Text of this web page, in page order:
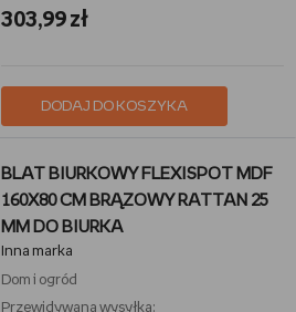
303,99 zł
DODAJ DO KOSZYKA
BLAT BIURKOWY FLEXISPOT MDF
160X80 CM BRĄZOWY RATTAN 25
MM DO BIURKA
Inna marka
Dom i ogród
Przewidywana wysyłka: